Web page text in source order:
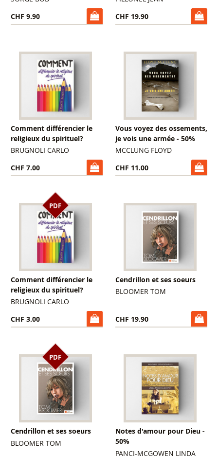
CHF 9.90 CHF 19.90
Comment différencier le
religieux du spirituel?
BRUGNOLI CARLO
CHF 7.00
Vous voyez des ossements,
je vois une armée - 50%
MCCLUNG FLOYD
CHF 11.00
PDF
Comment différencier le
religieux du spirituel?
BRUGNOLI CARLO
CHF 3.00
Cendrillon et ses soeurs
BLOOMER TOM
CHF 19.90
PDF
Cendrillon et ses soeurs
BLOOMER TOM
Notes d'amour pour Dieu -
50%
PANCI-MCGOWEN LINDA